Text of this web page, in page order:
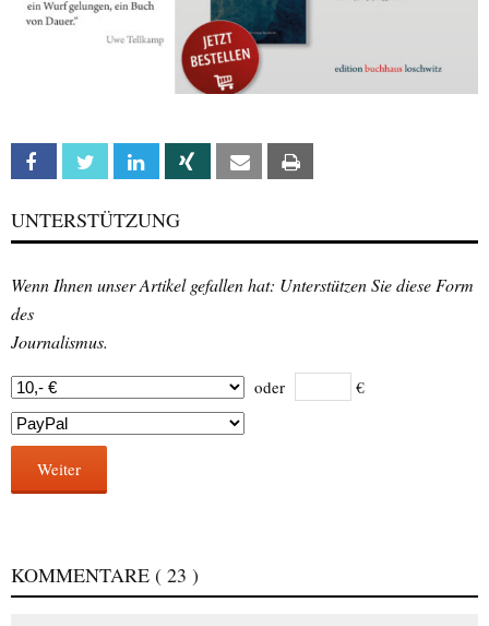
Facebook Twitter Linkedin Xing Email
UNTERSTÜTZUNG
Wenn Ihnen unser Artikel gefallen hat: Unterstützen Sie diese Form
des
Journalismus.
oder €
Weiter
KOMMENTARE ( 23 )